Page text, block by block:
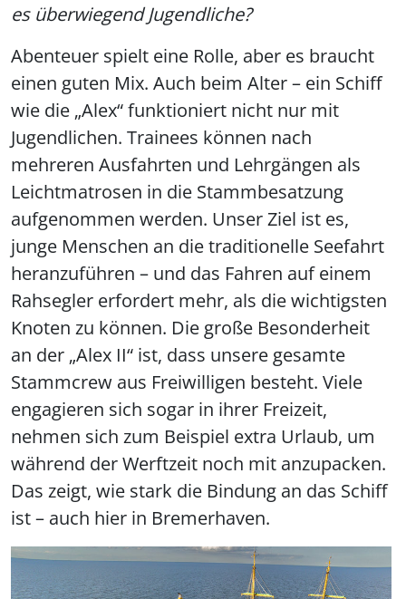
es überwiegend Jugendliche?
Abenteuer spielt eine Rolle, aber es braucht
einen guten Mix. Auch beim Alter – ein Schiff
wie die „Alex“ funktioniert nicht nur mit
Jugendlichen. Trainees können nach
mehreren Ausfahrten und Lehrgängen als
Leichtmatrosen in die Stammbesatzung
aufgenommen werden. Unser Ziel ist es,
junge Menschen an die traditionelle Seefahrt
heranzuführen – und das Fahren auf einem
Rahsegler erfordert mehr, als die wichtigsten
Knoten zu können. Die große Besonderheit
an der „Alex II“ ist, dass unsere gesamte
Stammcrew aus Freiwilligen besteht. Viele
engagieren sich sogar in ihrer Freizeit,
nehmen sich zum Beispiel extra Urlaub, um
während der Werftzeit noch mit anzupacken.
Das zeigt, wie stark die Bindung an das Schiff
ist – auch hier in Bremerhaven.